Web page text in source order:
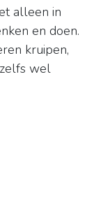
alleen in
en doen.
kruipen,
wel